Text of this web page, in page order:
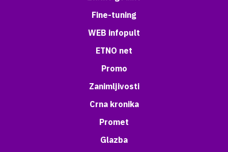
Fine-tuning
WEB infopult
ETNO net
Promo
Zanimljivosti
Crna kronika
Promet
Glazba